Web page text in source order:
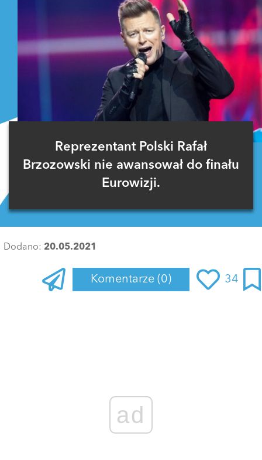
Reprezentant Polski Rafał
Brzozowski nie awansował do finału
Eurowizji.
Dodano: 20.05.2021
Komentarze (0) 34
ad